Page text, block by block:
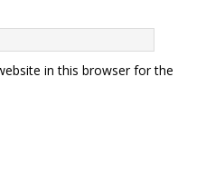
in this browser for the